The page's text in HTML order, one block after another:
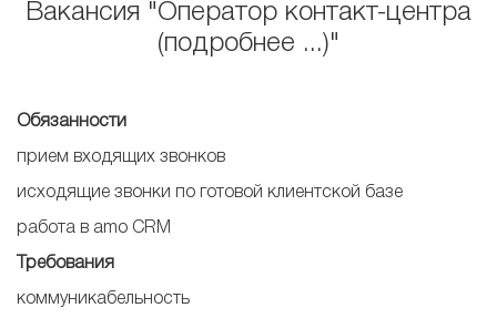
Вакансия "Оператор контакт-центра
(подробнее ...)"
Обязанности
прием входящих звонков
исходящие звонки по готовой клиентской базе
работа в amo CRM
Требования
коммуникабельность